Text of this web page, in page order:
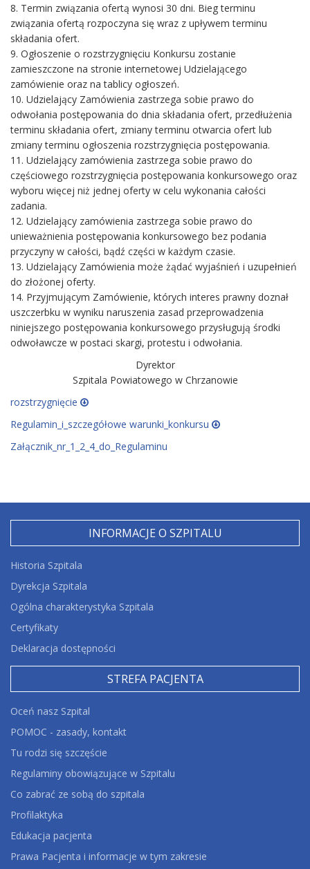
8. Termin związania ofertą wynosi 30 dni. Bieg terminu
związania ofertą rozpoczyna się wraz z upływem terminu
składania ofert.
9. Ogłoszenie o rozstrzygnięciu Konkursu zostanie
zamieszczone na stronie internetowej Udzielającego
zamówienie oraz na tablicy ogłoszeń.
10. Udzielający Zamówienia zastrzega sobie prawo do
odwołania postępowania do dnia składania ofert, przedłużenia
terminu składania ofert, zmiany terminu otwarcia ofert lub
zmiany terminu ogłoszenia rozstrzygnięcia postępowania.
11. Udzielający zamówienia zastrzega sobie prawo do
częściowego rozstrzygnięcia postępowania konkursowego oraz
wyboru więcej niż jednej oferty w celu wykonania całości
zadania.
12. Udzielający zamówienia zastrzega sobie prawo do
unieważnienia postępowania konkursowego bez podania
przyczyny w całości, bądź części w każdym czasie.
13. Udzielający Zamówienia może żądać wyjaśnień i uzupełnień
do złożonej oferty.
14. Przyjmującym Zamówienie, których interes prawny doznał
uszczerbku w wyniku naruszenia zasad przeprowadzenia
niniejszego postępowania konkursowego przysługują środki
odwoławcze w postaci skargi, protestu i odwołania.
Dyrektor
Szpitala Powiatowego w Chrzanowie
rozstrzygnięcie
Regulamin_i_szczegółowe warunki_konkursu
Załącznik_nr_1_2_4_do_Regulaminu
INFORMACJE O SZPITALU
Historia Szpitala
Dyrekcja Szpitala
Ogólna charakterystyka Szpitala
Certyfikaty
Deklaracja dostępności
STREFA PACJENTA
Oceń nasz Szpital
POMOC - zasady, kontakt
Tu rodzi się szczęście
Regulaminy obowiązujące w Szpitalu
Co zabrać ze sobą do szpitala
Profilaktyka
Edukacja pacjenta
Prawa Pacjenta i informacje w tym zakresie